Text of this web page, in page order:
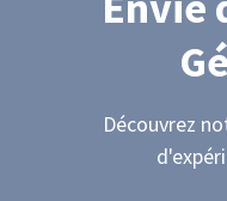
Découvrez